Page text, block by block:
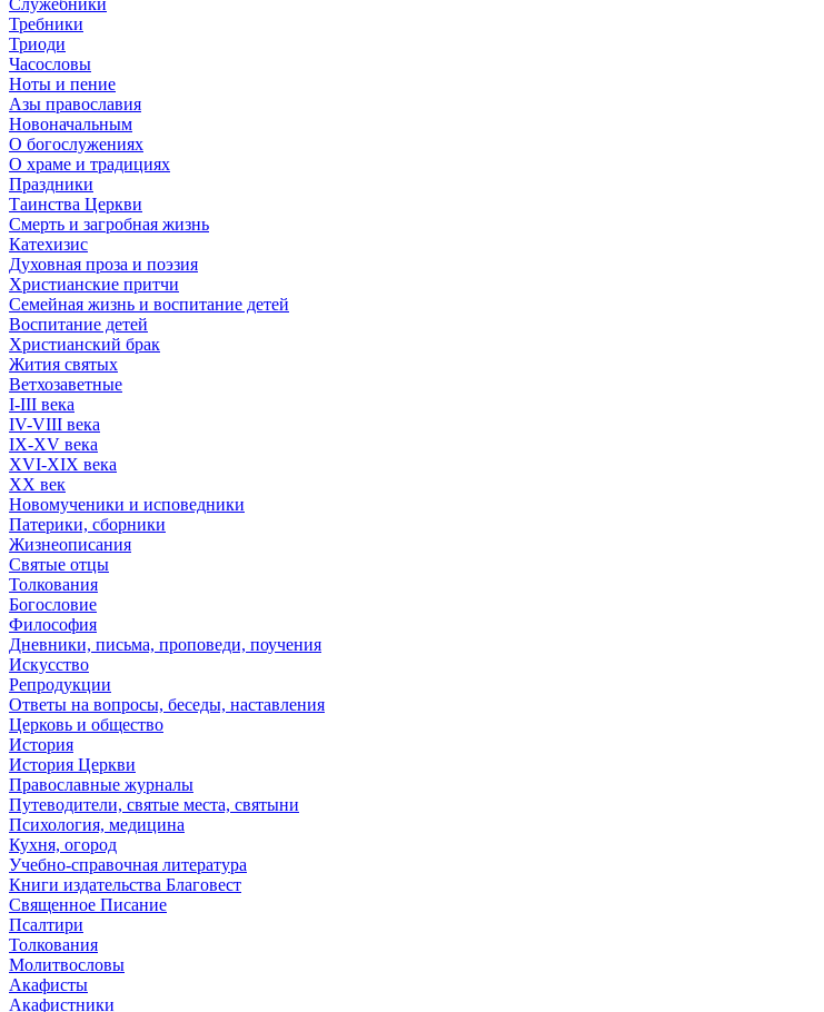
Служебники
Требники
Триоди
Часословы
Ноты и пение
Азы православия
Новоначальным
О богослужениях
О храме и традициях
Праздники
Таинства Церкви
Смерть и загробная жизнь
Катехизис
Духовная проза и поэзия
Христианские притчи
Семейная жизнь и воспитание детей
Воспитание детей
Христианский брак
Жития святых
Ветхозаветные
I-III века
IV-VIII века
IX-XV века
XVI-XIX века
XX век
Новомученики и исповедники
Патерики, сборники
Жизнеописания
Святые отцы
Толкования
Богословие
Философия
Дневники, письма, проповеди, поучения
Искусство
Репродукции
Ответы на вопросы, беседы, наставления
Церковь и общество
История
История Церкви
Православные журналы
Путеводители, святые места, святыни
Психология, медицина
Кухня, огород
Учебно-справочная литература
Книги издательства Благовест
Священное Писание
Псалтири
Толкования
Молитвословы
Акафисты
Акафистники